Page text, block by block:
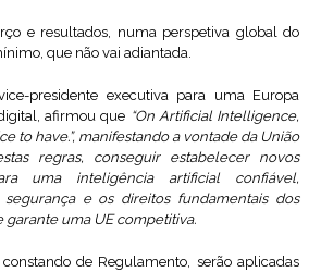
e resultados, numa perspetiva global do
que não vai adiantada.
presidente executiva para uma Europa
afirmou que “On Artificial Intelligence,
to have.”, manifestando a vontade da União
regras, conseguir estabelecer novos
uma inteligência artificial confiável,
segurança e os direitos fundamentais dos
garante uma UE competitiva.
de Regulamento, serão aplicadas